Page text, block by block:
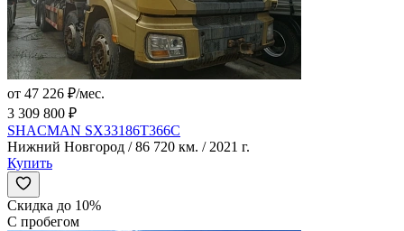
от 47 226 ₽/мес.
3 309 800 ₽
SHACMAN SX33186T366C
Нижний Новгород / 86 720 км. / 2021 г.
Купить
Скидка до 10%
С пробегом